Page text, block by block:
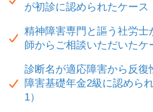
が初診に認められたケース
精神障害専門と謳う社労士
師からご相談いただいたケ
診断名が適応障害から反復
障害基礎年金2級に認めら
1）